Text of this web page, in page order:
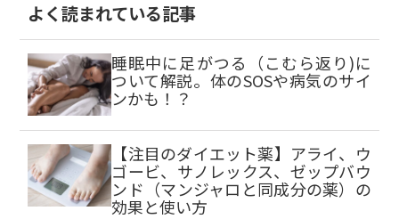
よく読まれている記事
睡眠中に足がつる（こむら返り)に
ついて解説。体のSOSや病気のサイ
ンかも！？
【注目のダイエット薬】アライ、ウ
ゴービ、サノレックス、ゼップバウ
ンド（マンジャロと同成分の薬）の
効果と使い方